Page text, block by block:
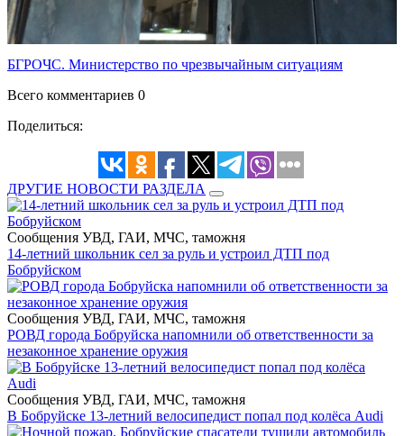
БГРОЧС. Министерство по чрезвычайным ситуациям
Всего комментариев 0
Поделиться:
ДРУГИЕ НОВОСТИ РАЗДЕЛА
Сообщения УВД, ГАИ, МЧС, таможня
14-летний школьник сел за руль и устроил ДТП под
Бобруйском
Сообщения УВД, ГАИ, МЧС, таможня
РОВД города Бобруйска напомнили об ответственности за
незаконное хранение оружия
Сообщения УВД, ГАИ, МЧС, таможня
В Бобруйске 13-летний велосипедист попал под колёса Audi